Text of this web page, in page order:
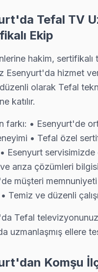
ünitesi'ler için en
TV'niz
Tefal TV Arızaları –
sistemi'nizde
paneli'lerde en
Ekran: OLED yanması,
Kartlar: Anakart, T-
LED bar
ve Firmware: Fabrika
HDMI/USB port
ve SMD: Şişmiş
bu cihaz televizyon
Tefal televizyon
Tefal TV
Ekip
hakim, sertifikalı
Esenyurt'da hizmet
olarak Tefal
katılır.
farkı: • Esenyurt'de
• Tefal özel
Esenyurt servisimizde
arıza çözümleri
müşteri memnuniyeti
Temiz ve düzenli
Tefal
uzmanlaşmış ellere
Komşu